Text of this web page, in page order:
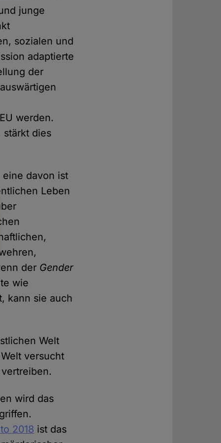
junge
sozialen und
adaptierte
der
werden.
stärkt dies
eine davon ist
Leben
der Gender
wie
kann sie auch
Welt
versucht
wird das
2018 ist das